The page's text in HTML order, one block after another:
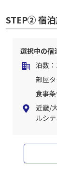
STEP② 宿
選択中の宿
泊数
部屋
食事
近畿/
ルシテ